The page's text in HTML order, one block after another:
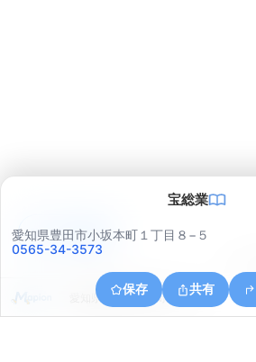
宝総業
愛知県豊田市小坂本町１丁目８−５
0565-34-3573
保存 共有
愛知県豊田市樹木町１丁目
アプリで見る